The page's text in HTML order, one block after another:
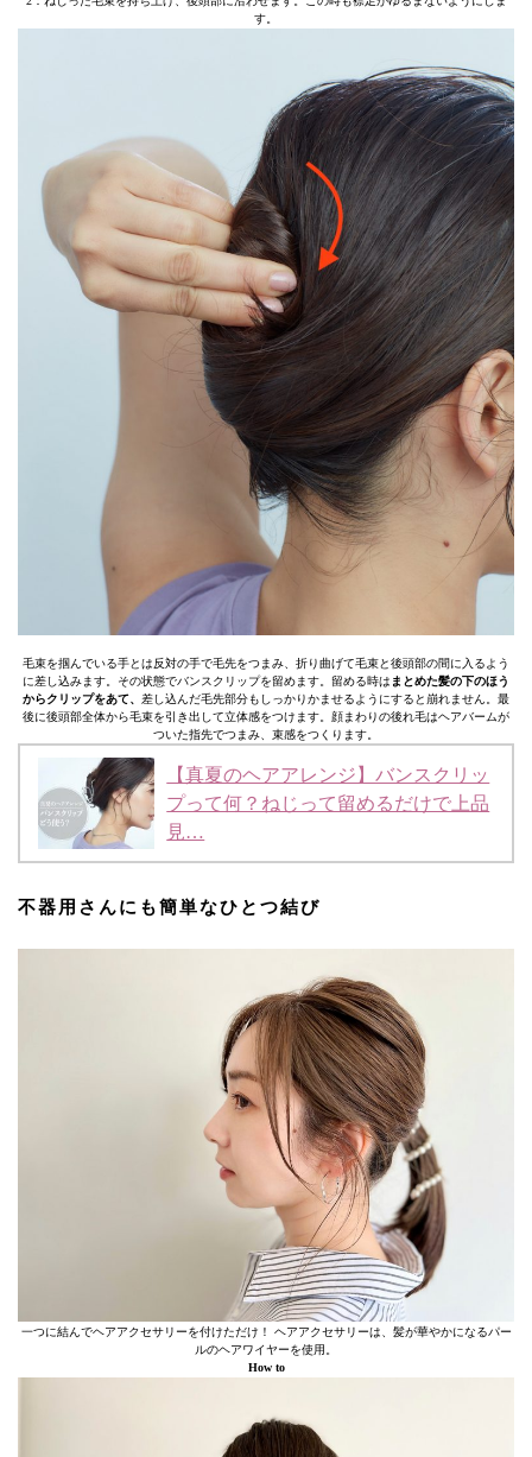
す。
毛束を掴んでいる手とは反対の手で毛先をつまみ、折り曲げて毛束と後頭部の間に入るよう
に差し込みます。その状態でバンスクリップを留めます。留める時は まとめた髪の下のほう
からクリップをあて、 差し込んだ毛先部分もしっかりかませるようにすると崩れません。最
後に後頭部全体から毛束を引き出して立体感をつけます。顔まわりの後れ毛はヘアバームが
ついた指先でつまみ、束感をつくります。
【真夏のヘアアレンジ】バンスクリッ
プって何？ねじって留めるだけで上品
見…
不器用さんにも簡単なひとつ結び
一つに結んでヘアアクセサリーを付けただけ！ ヘアアクセサリーは、髪が華やかになるパー
ルのヘアワイヤーを使用。
How to